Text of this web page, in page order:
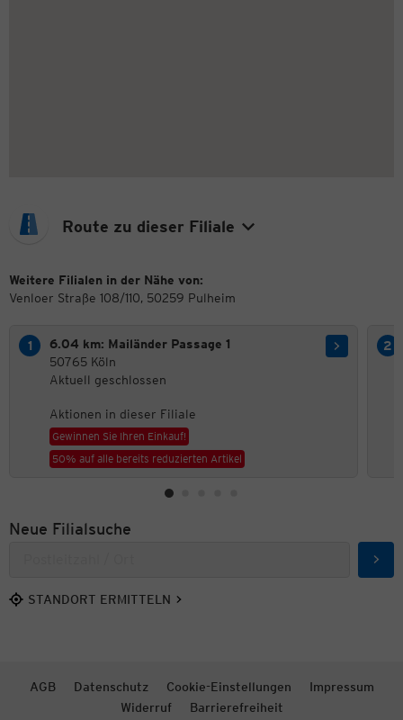
Route zu dieser Filiale
Weitere Filialen in der Nähe von:
Venloer Straße 108/110, 50259 Pulheim
6.04 km: Mailänder Passage 1
50765 Köln
Aktuell geschlossen
Aktionen in dieser Filiale
Gewinnen Sie Ihren Einkauf!
50% auf alle bereits reduzierten Artikel
Neue Filialsuche
STANDORT ERMITTELN
AGB Datenschutz Cookie-Einstellungen
Impressum
Widerruf
Barrierefreiheit